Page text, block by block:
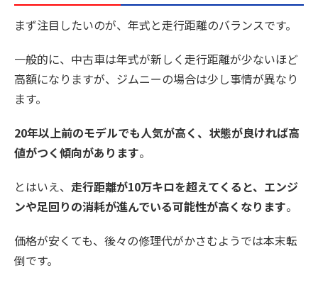
まず注目したいのが、年式と走行距離のバランスです。
一般的に、中古車は年式が新しく走行距離が少ないほど
高額になりますが、ジムニーの場合は少し事情が異なり
ます。
20年以上前のモデルでも人気が高く、状態が良ければ高
値がつく傾向があります。
とはいえ、 走行距離が10万キロを超えてくると、エンジ
ンや足回りの消耗が進んでいる可能性が高くなります。
価格が安くても、後々の修理代がかさむようでは本末転
倒です。